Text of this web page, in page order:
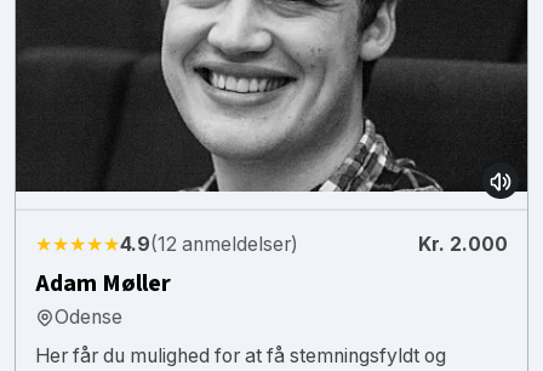
★★★★★4.9(12 anmeldelser) Kr. 2.000
Adam Møller
Odense
Her får du mulighed for at få stemningsfyldt og